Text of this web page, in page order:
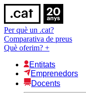
Per què un .cat?
Comparativa de preus
Què oferim? +
Entitats
Emprenedors
Docents